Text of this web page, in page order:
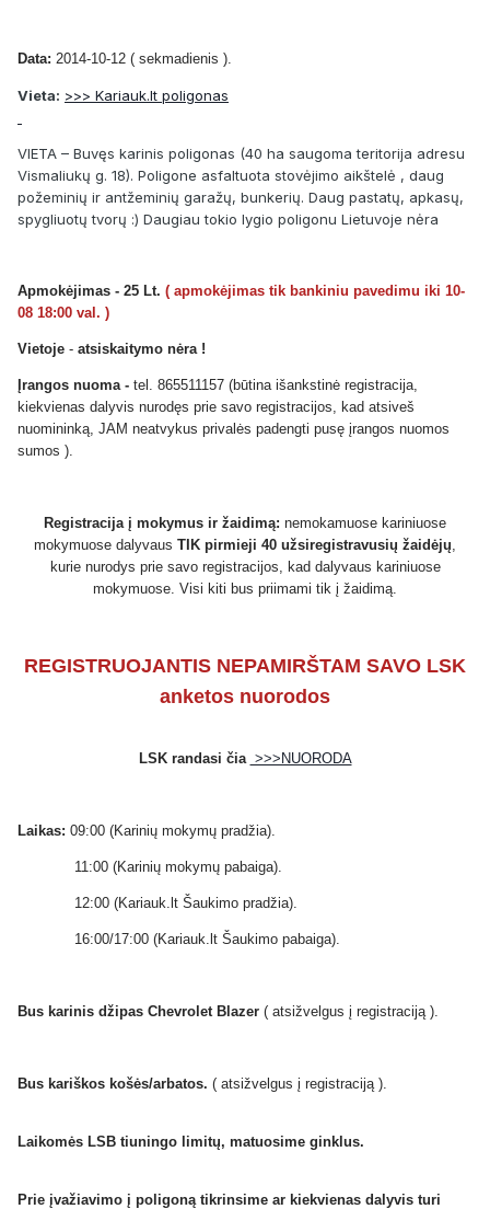
Data: 2014-10-12 ( sekmadienis ).
Vieta: >>> Kariauk.lt poligonas
VIETA – Buvęs karinis poligonas (40 ha saugoma teritorija adresu
Vismaliukų g. 18). Poligone asfaltuota stovėjimo aikštelė , daug
požeminių ir antžeminių garažų, bunkerių. Daug pastatų, apkasų,
spygliuotų tvorų :) Daugiau tokio lygio poligonu Lietuvoje nėra
Apmokėjimas - 25 Lt. ( apmokėjimas tik bankiniu pavedimu iki 10-
08 18:00 val. )
Vietoje - atsiskaitymo nėra !
Įrangos nuoma - tel. 865511157 (būtina išankstinė registracija,
kiekvienas dalyvis nurodęs prie savo registracijos, kad atsiveš
nuomininką, JAM neatvykus privalės padengti pusę įrangos nuomos
sumos ).
Registracija į mokymus ir žaidimą: nemokamuose kariniuose
mokymuose dalyvaus TIK pirmieji 40 užsiregistravusių žaidėjų
kurie nurodys prie savo registracijos, kad dalyvaus kariniuose
mokymuose. Visi kiti bus priimami tik į žaidimą.
REGISTRUOJANTIS NEPAMIRŠTAM SAVO LSK
anketos nuorodos
LSK randasi čia >>>NUORODA
Laikas: 09:00 (Karinių mokymų pradžia).
11:00 (Karinių mokymų pabaiga).
12:00 (Kariauk.lt Šaukimo pradžia).
16:00/17:00 (Kariauk.lt Šaukimo pabaiga).
Bus karinis džipas Chevrolet Blazer ( atsižvelgus į registraciją ).
Bus kariškos košės/arbatos. ( atsižvelgus į registraciją ).
Laikomės LSB tiuningo limitų, matuosime ginklus.
Prie įvažiavimo į poligoną tikrinsime ar kiekvienas dalyvis turi